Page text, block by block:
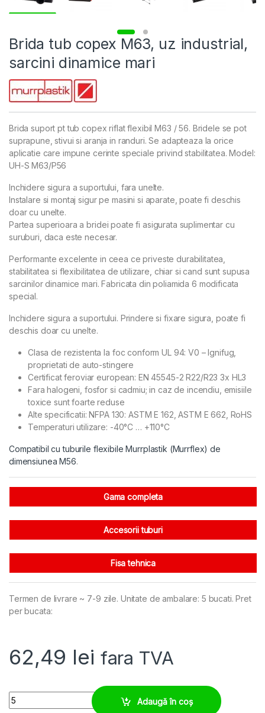
Brida tub copex M63, uz industrial,
sarcini dinamice mari
Brida suport pt tub copex riflat flexibil M63 / 56. Bridele se pot
suprapune, stivui si aranja in randuri. Se adapteaza la orice
aplicatie care impune cerinte speciale privind stabilitatea. Model:
UH-S M63/P56
Inchidere sigura a suportului, fara unelte.
Instalare si montaj sigur pe masini si aparate, poate fi deschis
doar cu unelte.
Partea superioara a bridei poate fi asigurata suplimentar cu
suruburi, daca este necesar.
Performante excelente in ceea ce priveste durabilitatea,
stabilitatea si flexibilitatea de utilizare, chiar si cand sunt supusa
sarcinilor dinamice mari. Fabricata din poliamida 6 modificata
special.
Inchidere sigura a suportului. Prindere si fixare sigura, poate fi
deschis doar cu unelte.
Clasa de rezistenta la foc conform UL 94: V0 – Ignifug,
proprietati de auto-stingere
Certificat feroviar european: EN 45545-2 R22/R23 3x HL3
Fara halogeni, fosfor si cadmiu; in caz de incendiu, emisiile
toxice sunt foarte reduse
Alte specificatii: NFPA 130: ASTM E 162, ASTM E 662, RoHS
Temperaturi utilizare: -40°C … +110°C
Compatibil cu tuburile flexibile Murrplastik (Murrflex) de
dimensiunea M56.
Gama completa
Accesorii tuburi
Fisa tehnica
Termen de livrare ~ 7-9 zile. Unitate de ambalare: 5 bucati. Pret
per bucata:
62,49 lei fara TVA
Brida tub copex M63, uz industrial, sarcini dinamice mari quantity
Adaugă în coș